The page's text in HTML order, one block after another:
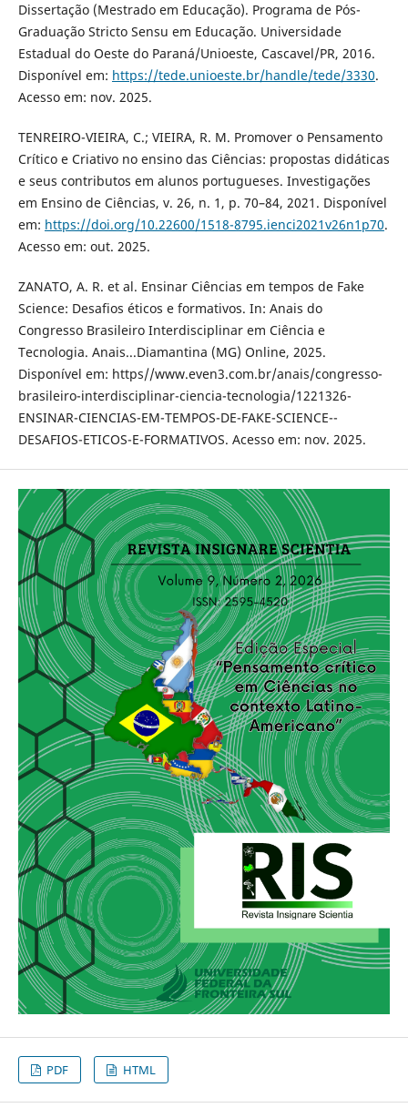
Dissertação (Mestrado em Educação). Programa de Pós-
Graduação Stricto Sensu em Educação. Universidade
Estadual do Oeste do Paraná/Unioeste, Cascavel/PR, 2016.
Disponível em: https://tede.unioeste.br/handle/tede/3330.
Acesso em: nov. 2025.
TENREIRO-VIEIRA, C.; VIEIRA, R. M. Promover o Pensamento
Crítico e Criativo no ensino das Ciências: propostas didáticas
e seus contributos em alunos portugueses. Investigações
em Ensino de Ciências, v. 26, n. 1, p. 70–84, 2021. Disponível
em: https://doi.org/10.22600/1518-8795.ienci2021v26n1p70.
Acesso em: out. 2025.
ZANATO, A. R. et al. Ensinar Ciências em tempos de Fake
Science: Desafios éticos e formativos. In: Anais do
Congresso Brasileiro Interdisciplinar em Ciência e
Tecnologia. Anais...Diamantina (MG) Online, 2025.
Disponível em: https//www.even3.com.br/anais/congresso-
brasileiro-interdisciplinar-ciencia-tecnologia/1221326-
ENSINAR-CIENCIAS-EM-TEMPOS-DE-FAKE-SCIENCE--
DESAFIOS-ETICOS-E-FORMATIVOS. Acesso em: nov. 2025.
PDF HTML